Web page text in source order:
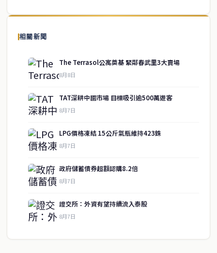
相關新聞
The Terrasol公寓奠基 緊鄰春武里3大賣場
8月8日
TAT深耕中國市場 目標吸引逾500萬遊客
8月7日
LPG價格凍結 15公斤氣瓶維持423銖
8月7日
政府儲蓄債券超額認購8.2倍
8月7日
證交所：外資有望持續流入泰股
8月7日
泰國中文新聞（TCN）是一家總部設於曼谷的中文新聞媒體，致力於
供即時、客觀、多元的中文新聞內容。
房地產
聯絡資訊
歡迎來信洽詢合作事宜
或提供新聞線索